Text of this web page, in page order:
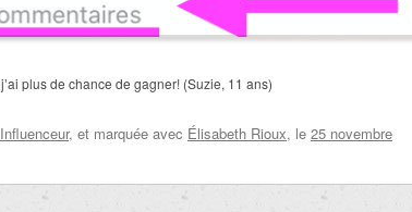
plus de chance de gagner! (Suzie, 11 ans)
Influenceur, et marquée avec Élisabeth Rioux, le 25 novembre